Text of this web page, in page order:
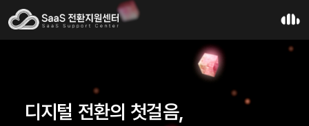
디지털 전환의 첫걸음,